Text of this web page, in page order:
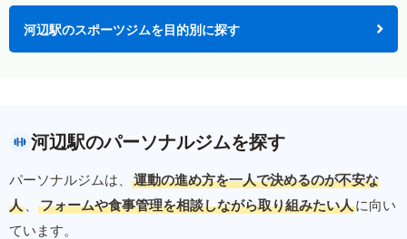
河辺駅のスポーツジムを目的別に探す
河辺駅のパーソナルジムを探す
パーソナルジムは、
運動の進め方を一人で決めるのが不安な
人 、 フォームや食事管理を相談しながら取り組みたい人に向い
ています。